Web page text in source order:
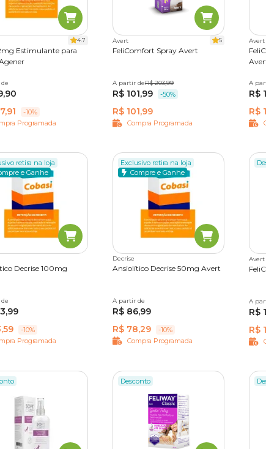
com preçose condições especiais, não há lugar
melhoresmedicamentos para gatos sem sair de casa.
4.7
Estimulante para
-10%
Programada
Avert 5
FeliComfort Spray Avert
30 ml 60 ml
A partir deR$ 203,99
R$ 101,99 -50%
R$ 101,99
Compra Programada
Avert
A
R$
R$
retira na loja
e Ganhe
Decrise 100mg
-10%
Programada
Exclusivo retira na loja
Compre e Ganhe
Decrise
Ansiolítico Decrise 50mg Avert
30 comprimidos
A partir de
R$ 86,99
R$ 78,29
-10%
Compra Programada
Avert
A
R$
R$
Desconto